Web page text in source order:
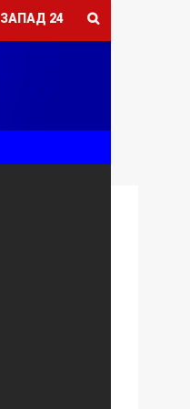
ЗАПАД 24